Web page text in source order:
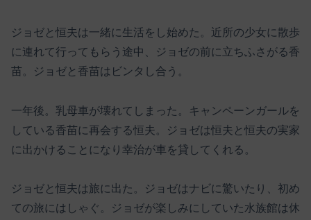
ジョゼと恒夫は一緒に生活をし始めた。近所の少女に散歩
に連れて行ってもらう途中、ジョゼの前に立ちふさがる香
苗。ジョゼと香苗はビンタし合う。
一年後。乳母車が壊れてしまった。キャンペーンガールを
している香苗に再会する恒夫。ジョゼは恒夫と恒夫の実家
に出かけることになり幸治が車を貸してくれる。
ジョゼと恒夫は旅に出た。ジョゼはナビに驚いたり、初め
ての旅にはしゃぐ。ジョゼが楽しみにしていた水族館は休